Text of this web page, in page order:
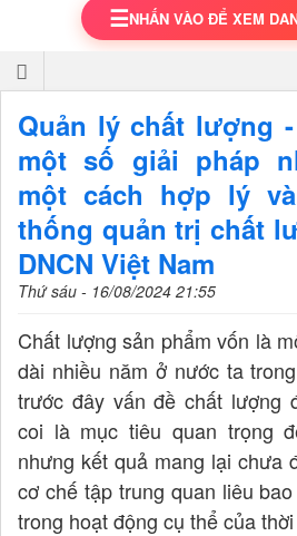
☰NHẤN VÀO ĐỂ XEM
Quản lý chất lượng
một số giải pháp
một cách hợp lý
thống quản trị chất
DNCN Việt Nam
Thứ sáu - 16/08/2024 21:55
Chất lượng sản phẩm vốn là
dài nhiều năm ở nước ta
trước đây vấn đề chất lượng
coi là mục tiêu quan trọng
nhưng kết quả mang lại chưa
cơ chế tập trung quan liêu
trong hoạt động cụ thể của